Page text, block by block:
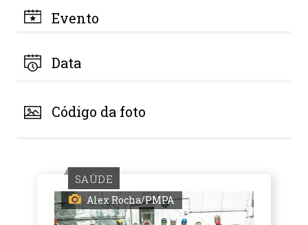
Evento
Data
Código da foto
SAÚDE
Alex Rocha/PMPA